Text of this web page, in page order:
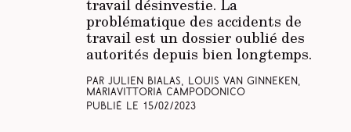
travail désinvestie. La
problématique des accidents de
travail est un dossier oublié des
autorités depuis bien longtemps.
Par Julien Bialas, Louis Van Ginneken,
Mariavittoria Campodonico
Publié le 15/02/2023